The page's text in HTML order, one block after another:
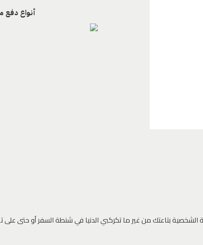
أنواع دفع
الشخصية بتاعتك من غير ما تكركبي الدنيا في شنطة السفر أو حتى